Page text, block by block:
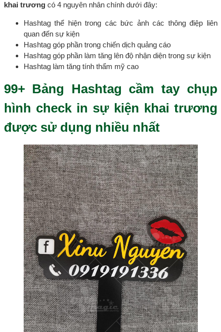
khai trươngcó 4 nguyên nhân chính dưới đây:
Hashtag thể hiện trong các bức ảnh các thông điệp liên
quan đến sự kiện
Hashtag góp phần trong chiến dịch quảng cáo
Hashtag góp phần làm tăng lên độ nhận diện trong sự kiện
Hashtag làm tăng tính thẩm mỹ cao
99+ Bảng Hashtag cầm tay chụp
hình check in sự kiện khai trương
được sử dụng nhiều nhất